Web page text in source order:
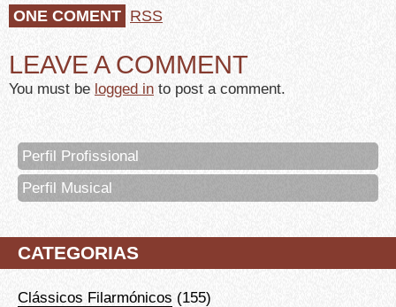
ONE COMENT RSS
LEAVE A COMMENT
You must be logged in to post a comment.
Perfil Profissional
Perfil Musical
CATEGORIAS
Clássicos Filarmónicos (155)